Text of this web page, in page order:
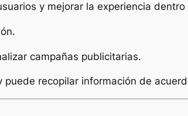
y mejorar la experiencia
campañas publicitarias.
recopilar información de